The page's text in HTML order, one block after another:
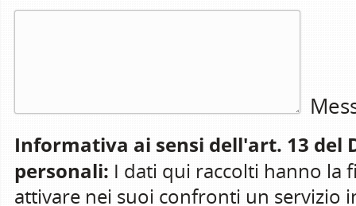
Informativa ai sensi dell'art. 13 del
personali: I dati qui raccolti hanno la
attivare nei suoi confronti un servizio